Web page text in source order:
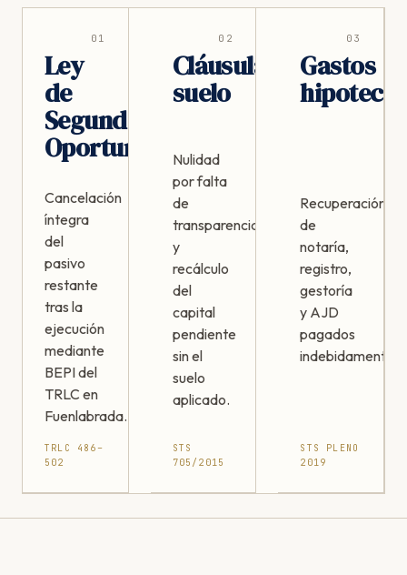
01
Ley
de
Segunda
Oportunidad
Cancelación
íntegra
del
pasivo
restante
tras la
ejecución
mediante
BEPI del
TRLC en
Fuenlabrada.
TRLC 486–
502
02
Cláusula
suelo
Nulidad
por falta
de
transparencia
y
recálculo
del
capital
pendiente
sin el
suelo
aplicado.
STS
705/2015
03
Gastos
Recuperación
de
notaría,
registro,
gestoría
y AJD
pagados
indebidamente.
STS PLENO
2019